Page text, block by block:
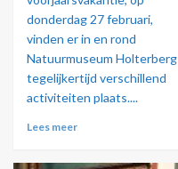
donderdag 27 februari,
vinden er in en rond
Natuurmuseum Holterberg
tegelijkertijd verschillend
activiteiten plaats....
Lees meer